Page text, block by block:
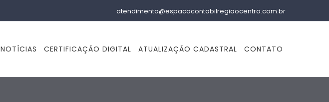
atendimento@espacocontabilregiaocentro.com.br
NOTÍCIAS CERTIFICAÇÃO DIGITAL ATUALIZAÇÃO CADASTRAL CONTATO